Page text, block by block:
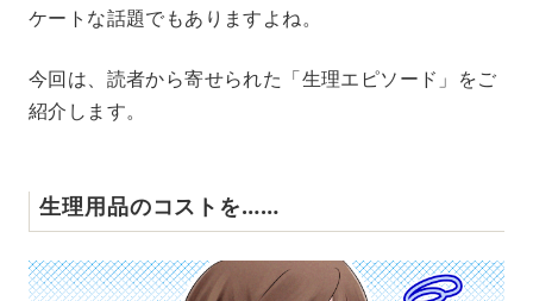
ケートな話題でもありますよね。
今回は、読者から寄せられた「生理エピソード」をご
紹介します。
生理用品のコストを……